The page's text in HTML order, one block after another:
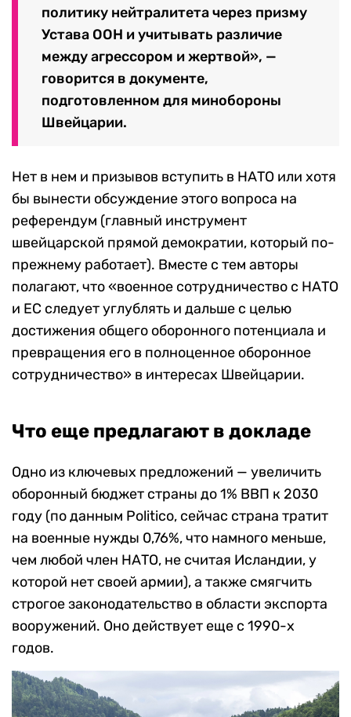
политику нейтралитета через призму
Устава ООН и учитывать различие
между агрессором и жертвой», —
говорится в документе,
подготовленном для минобороны
Швейцарии.
Нет в нем и призывов вступить в НАТО или хотя
бы вынести обсуждение этого вопроса на
референдум (главный инструмент
швейцарской прямой демократии, который по-
прежнему работает). Вместе с тем авторы
полагают, что «военное сотрудничество с НАТО
и ЕС следует углублять и дальше с целью
достижения общего оборонного потенциала и
превращения его в полноценное оборонное
сотрудничество» в интересах Швейцарии.
Что еще предлагают в докладе
Одно из ключевых предложений — увеличить
оборонный бюджет страны до 1% ВВП к 2030
году (по данным Politico, сейчас страна тратит
на военные нужды 0,76%, что намного меньше,
чем любой член НАТО, не считая Исландии, у
которой нет своей армии), а также смягчить
строгое законодательство в области экспорта
вооружений. Оно действует еще с 1990-х
годов.